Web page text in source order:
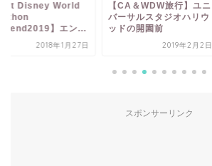
Disney World
】エン...
2018年1月27日
【CA＆WDW旅行】ユニ
バーサルスタジオハリウ
ッドの開園前
2019年2月2日
スポンサーリンク